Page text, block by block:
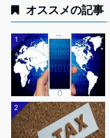
オススメの記事
1
2